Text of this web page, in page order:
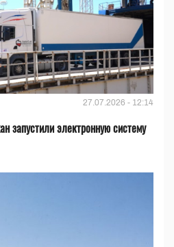
27.07.2026 - 12:14
запустили электронную систему